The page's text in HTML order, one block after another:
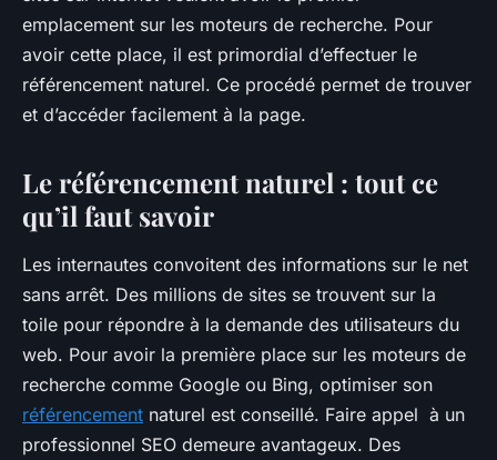
référencement naturel
salim •13 septembre 2017 •2 min de lecture
emplacement sur les moteurs de recherche. Pour
avoir cette place, il est primordial d’effectuer le
référencement naturel. Ce procédé permet de trouver
et d’accéder facilement à la page.
Le référencement naturel : tout ce
qu’il faut savoir
Les internautes convoitent des informations sur le net
sans arrêt. Des millions de sites se trouvent sur la
toile pour répondre à la demande des utilisateurs du
web. Pour avoir la première place sur les moteurs de
recherche comme Google ou Bing, optimiser son
référencement naturel est conseillé. Faire appel à un
professionnel SEO demeure avantageux. Des